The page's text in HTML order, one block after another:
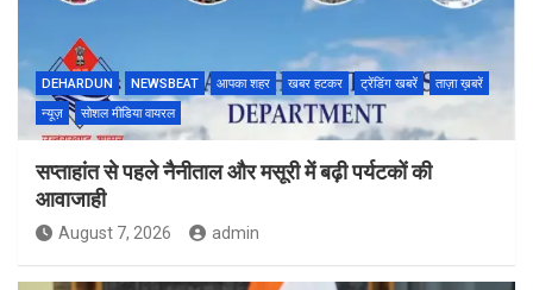
DEHARDUN NEWSBEAT आपका शहर खबर हटकर ट्रेंडिंग खबरें
ताज़ा ख़बरें
न्यूज़
सोशल मीडिया वायरल
सप्ताहांत से पहले नैनीताल और मसूरी में बढ़ी पर्यटकों की
आवाजाही
August 7, 2026 admin